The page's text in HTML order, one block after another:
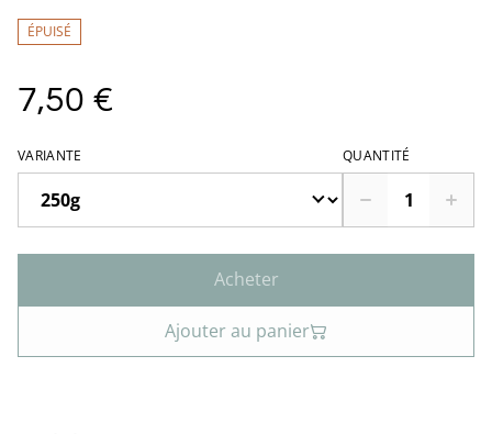
ÉPUISÉ
7,50 €
VARIANTE QUANTITÉ
Acheter
Ajouter au panier